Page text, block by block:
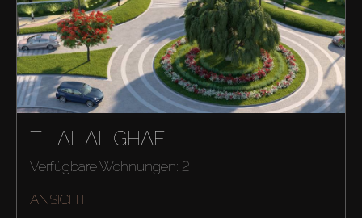
TILAL AL GHAF
Verfügbare Wohnungen: 2
ANSICHT